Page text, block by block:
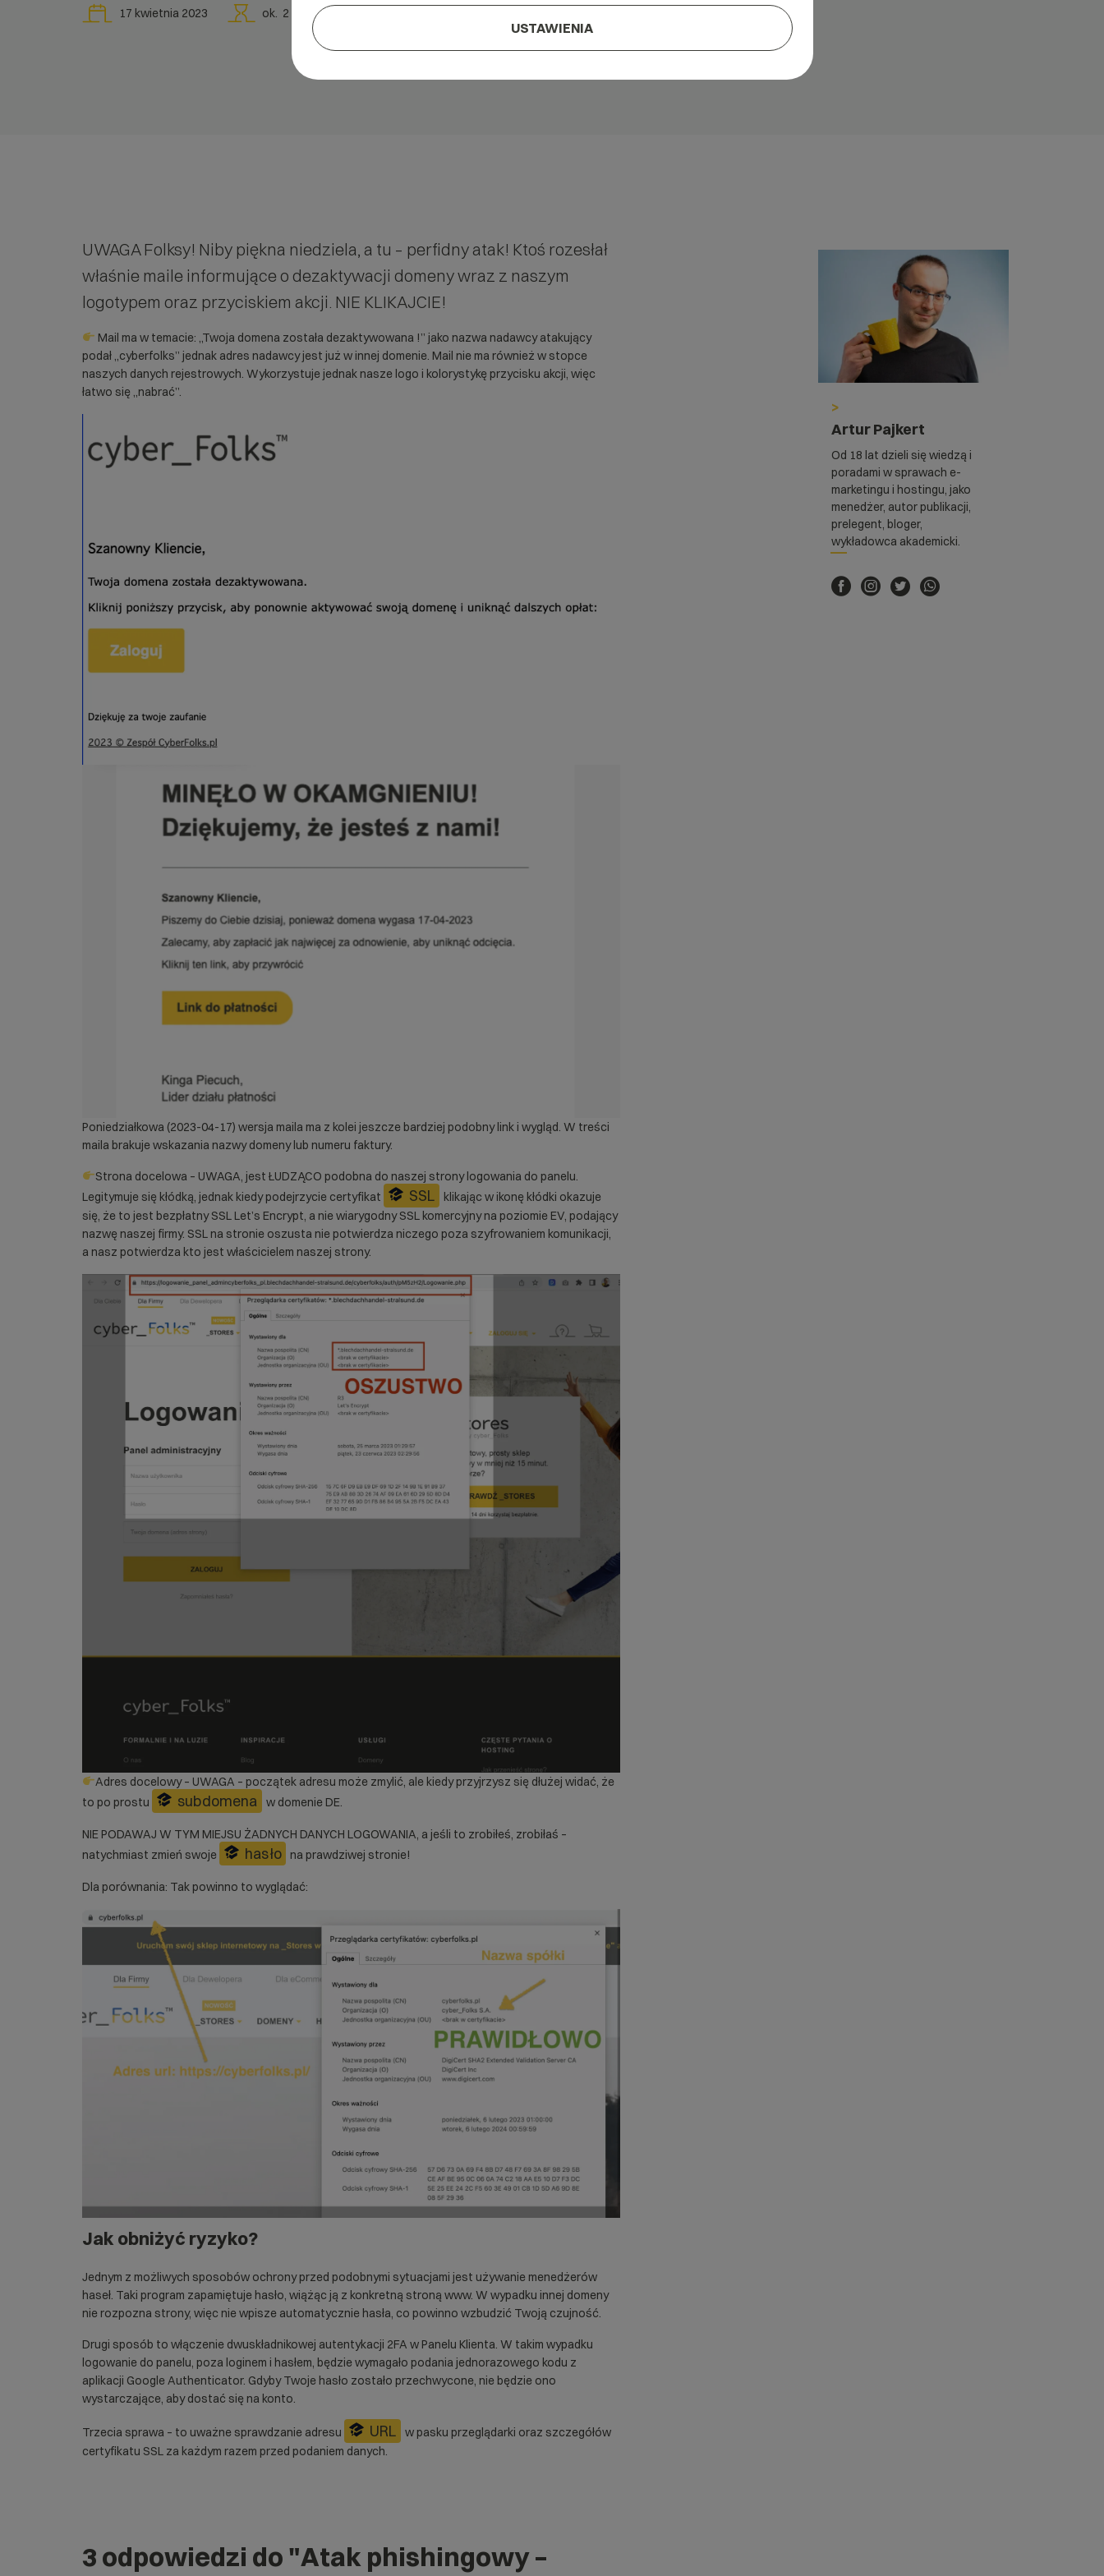
17 kwietnia 2023 ok. 2
UWAGA Folksy! Niby piękna niedziela, a tu – perfidny atak! Ktoś rozesłał
właśnie maile informujące o dezaktywacji domeny wraz z naszym
logotypem oraz przyciskiem akcji. NIE KLIKAJCIE!
Mail ma w temacie: „Twoja domena została dezaktywowana !” jako nazwa nadawcy atakujący
podał „cyberfolks” jednak adres nadawcy jest już w innej domenie. Mail nie ma również w stopce
naszych danych rejestrowych. Wykorzystuje jednak nasze logo i kolorystykę przycisku akcji, więc
łatwo się „nabrać”.
Poniedziałkowa (2023-04-17) wersja maila ma z kolei jeszcze bardziej podobny link i wygląd. W treści
maila brakuje wskazania nazwy domeny lub numeru faktury.
Strona docelowa – UWAGA, jest ŁUDZĄCO podobna do naszej strony logowania do panelu.
Legitymuje się kłódką, jednak kiedy podejrzycie certyfikat
SSL
klikając w ikonę kłódki okazuje
się, że to jest bezpłatny SSL Let’s Encrypt, a nie wiarygodny SSL komercyjny na poziomie EV, podający
nazwę naszej firmy. SSL na stronie oszusta nie potwierdza niczego poza szyfrowaniem komunikacji,
a nasz potwierdza kto jest właścicielem naszej strony.
Adres docelowy – UWAGA – początek adresu może zmylić, ale kiedy przyjrzysz się dłużej widać, że
to po prostu
subdomena w domenie DE.
NIE PODAWAJ W TYM MIEJSU ŻADNYCH DANYCH LOGOWANIA, a jeśli to zrobiłeś, zrobiłaś –
natychmiast zmień swoje
hasło na prawdziwej stronie!
Dla porównania: Tak powinno to wyglądać:
Jak obniżyć ryzyko?
Jednym z możliwych sposobów ochrony przed podobnymi sytuacjami jest używanie menedżerów
haseł. Taki program zapamiętuje hasło, wiążąc ją z konkretną stroną www. W wypadku innej domeny
nie rozpozna strony, więc nie wpisze automatycznie hasła, co powinno wzbudzić Twoją czujność.
Drugi sposób to włączenie dwuskładnikowej autentykacji 2FA w Panelu Klienta. W takim wypadku
logowanie do panelu, poza loginem i hasłem, będzie wymagało podania jednorazowego kodu z
aplikacji Google Authenticator. Gdyby Twoje hasło zostało przechwycone, nie będzie ono
wystarczające, aby dostać się na konto.
Trzecia sprawa – to uważne sprawdzanie adresu URL
w pasku przeglądarki oraz szczegółów
certyfikatu SSL za każdym razem przed podaniem danych.
>
Artur Pajkert
Od 18 lat dzieli się wiedzą i
poradami w sprawach e-
marketingu i hostingu, jako
menedżer, autor publikacji,
prelegent, bloger,
wykładowca akademicki.
3 odpowiedzi do "Atak phishingowy –
USTAWIENIA